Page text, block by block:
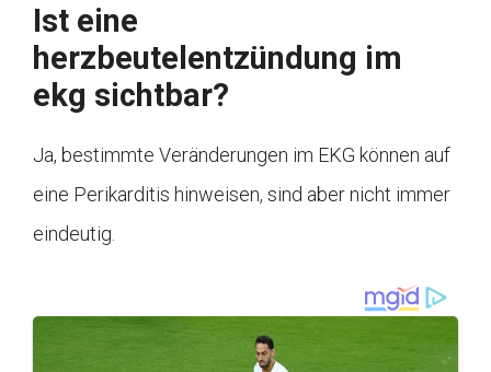
Ist eine
herzbeutelentzündung im
ekg sichtbar?
Ja, bestimmte Veränderungen im EKG können auf
eine Perikarditis hinweisen, sind aber nicht immer
eindeutig.